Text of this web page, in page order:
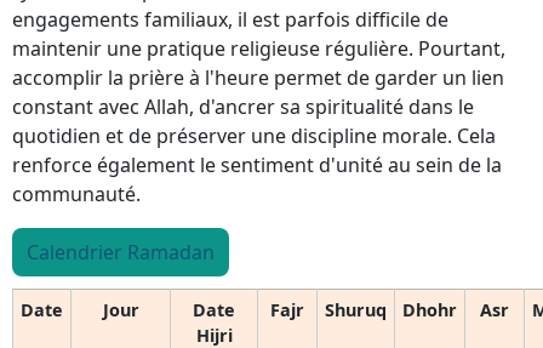
engagements familiaux, il est parfois difficile de
maintenir une pratique religieuse régulière. Pourtant,
accomplir la prière à l'heure permet de garder un lien
constant avec Allah, d'ancrer sa spiritualité dans le
quotidien et de préserver une discipline morale. Cela
renforce également le sentiment d'unité au sein de la
communauté.
Calendrier Ramadan
Date Jour
Date
Hijri
Fajr Shuruq Dhohr Asr